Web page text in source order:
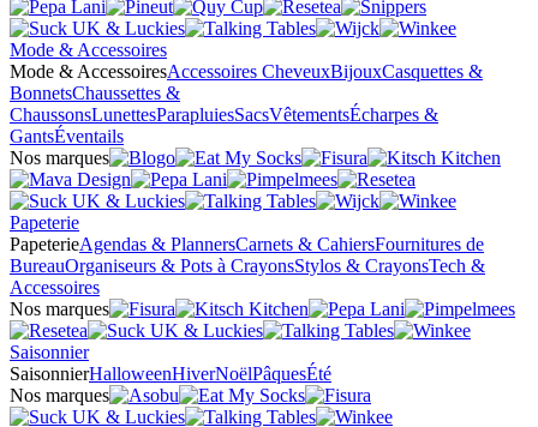
Mode & Accessoires
Mode & AccessoiresAccessoires CheveuxBijouxCasquettes &
BonnetsChaussettes &
ChaussonsLunettesParapluiesSacsVêtementsÉcharpes &
GantsÉventails
Nos marques
Papeterie
PapeterieAgendas & PlannersCarnets & CahiersFournitures de
BureauOrganiseurs & Pots à CrayonsStylos & CrayonsTech &
Accessoires
Nos marques
Saisonnier
SaisonnierHalloweenHiverNoëlPâquesÉté
Nos marques